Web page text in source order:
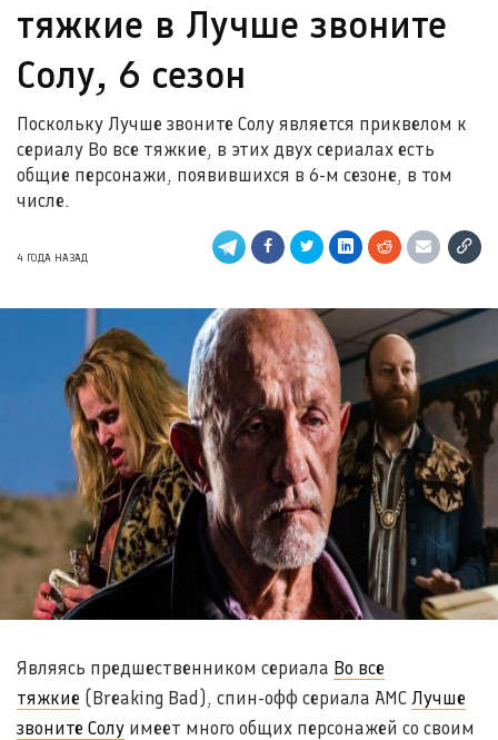
тяжкие в Лучше звоните
Солу, 6 сезон
Поскольку Лучше звоните Солу является приквелом к
сериалу Во все тяжкие, в этих двух сериалах есть
общие персонажи, появившихся в 6-м сезоне, в том
числе.
4 ГОДА НАЗАД
Являясь предшественником сериала Во все
тяжкие (Breaking Bad), спин-офф сериала AMC Лучше
звоните Солу имеет много общих персонажей со своим